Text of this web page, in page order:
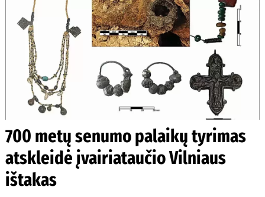
700 metų senumo palaikų tyrimas
atskleidė įvairiataučio Vilniaus
ištakas